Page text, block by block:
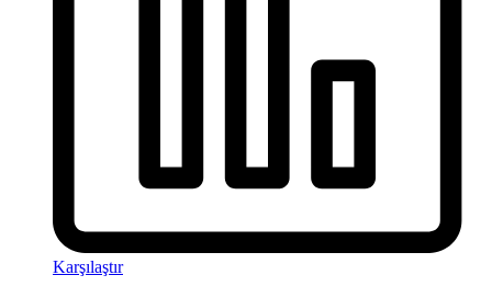
Karşılaştır